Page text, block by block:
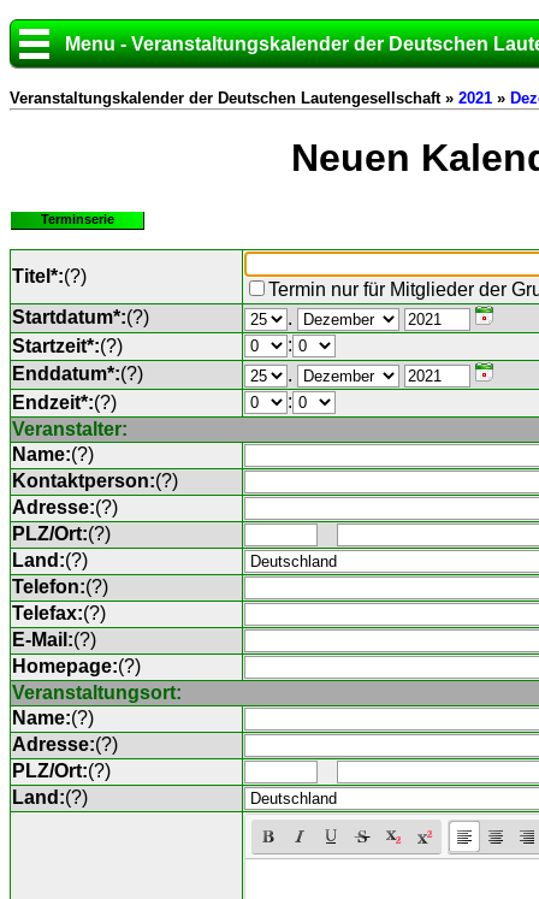
Menu - Veranstaltungskalender der Deutschen
Veranstaltungskalender der Deutschen Lautengesellschaft » 2021 »
Neuen
Terminserie
Titel*:(?)
Termin nur für Mitglieder der
Startdatum*:(?)
.
Startzeit*:(?)
:
Enddatum*:(?)
.
Endzeit*:(?)
:
Veranstalter:
Name:(?)
Kontaktperson:(?)
Adresse:(?)
PLZ/Ort:(?)
Land:(?)
Telefon:(?)
Telefax:(?)
E-Mail:(?)
Homepage:(?)
Veranstaltungsort:
Name:(?)
Adresse:(?)
PLZ/Ort:(?)
Land:(?)